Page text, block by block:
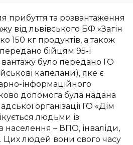
прибуття та розвантаження
від львівського БФ «Загін
150 кг продуктів, а також
передано бійцям 95-ї
було передано ГО
капелани), яке є
інформаційного
допомога була надана
організації ГО «Дім
людьми із
населення – ВПО, інваліди,
Цих людей вони свого часу